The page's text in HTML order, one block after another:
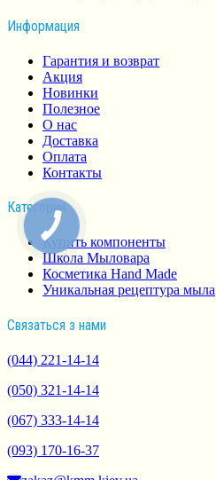
Информация
Гарантия и возврат
Акция
Новинки
Полезное
О нас
Доставка
Оплата
Контакты
Категории
Купить компоненты
Школа Мыловара
Косметика Hand Made
Уникальная рецептура мыла
Связаться з нами
(044) 221-14-14
(050) 321-14-14
(067) 333-14-14
(093) 170-16-37